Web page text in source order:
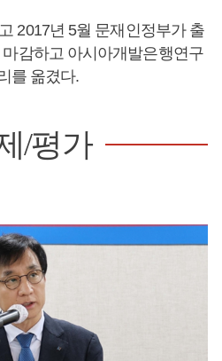
2017년 5월 문재인정부가 출
감하고 아시아개발은행연구
를 옮겼다.
/평가